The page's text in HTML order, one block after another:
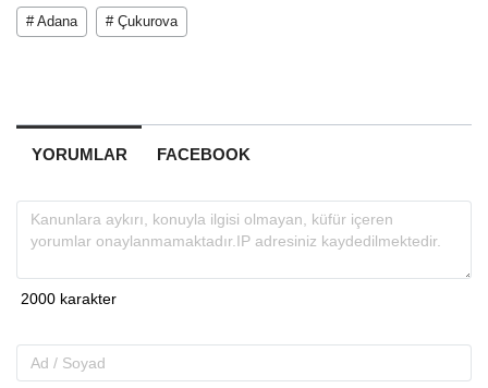
# Adana # Çukurova
YORUMLAR FACEBOOK